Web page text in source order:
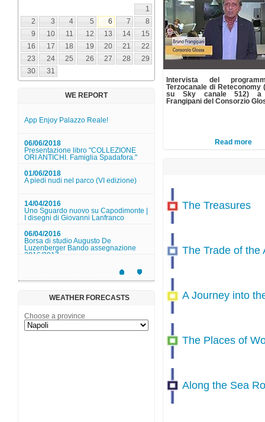
1
2
3 4 5 6 7
8
9
10 11 12 13 14
15
16
17 18 19 20 21
22
23
24 25 26 27 28
29
30
31
WE REPORT
22/03/2016
Musica alla reggia: Il Conservatorio di
San Pietro a Majella incontr...
12/03/2016
Museo Duca di Martina - Studenti ... a
lavoro!
12/03/2016
App Enjoy Palazzo Reale!
06/06/2018
Presentazione libro "COLLEZIONE
ORI ANTICHI. Famiglia Spadafora."
01/06/2018
A piedi nudi nel parco (VI edizione)
14/04/2016
Uno Sguardo nuovo su Capodimonte |
I disegni di Giovanni Lanfranco
06/04/2016
Borsa di studio Augusto De
Luzenberger Bando assegnazione
2016/2017
26/03/2016
Il tempio di Nettuno aperto a Pasqua
22/03/2016
Musica alla reggia: Il Conservatorio di
WEATHER FORECASTS
Choose a province
Intervista del
Terzocanale di Reteconomy
su Sky canale 512) a
Frangipani del Consorzio
Read more
The Treasures
The Trade of the
A Journey into
The Places of
Along the Sea